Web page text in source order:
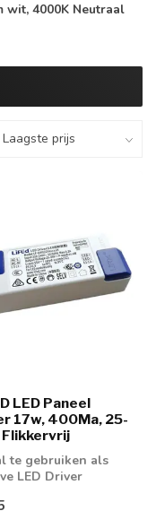
wit, 4000K Neutraal
LED Paneel
17w, 400Ma, 25-
Flikkervrij
te gebruiken als
LED Driver